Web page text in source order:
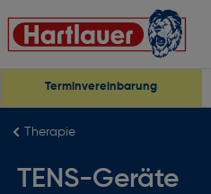
Terminvereinbarung
Therapie
TENS-Geräte